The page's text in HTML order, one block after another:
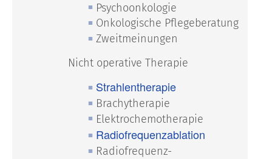
Psychoonkologie
Onkologische Pflegeberatung
Zweitmeinungen
Nicht operative Therapie
Strahlentherapie
Brachytherapie
Elektrochemotherapie
Radiofrequenzablation
Radiofrequenz-